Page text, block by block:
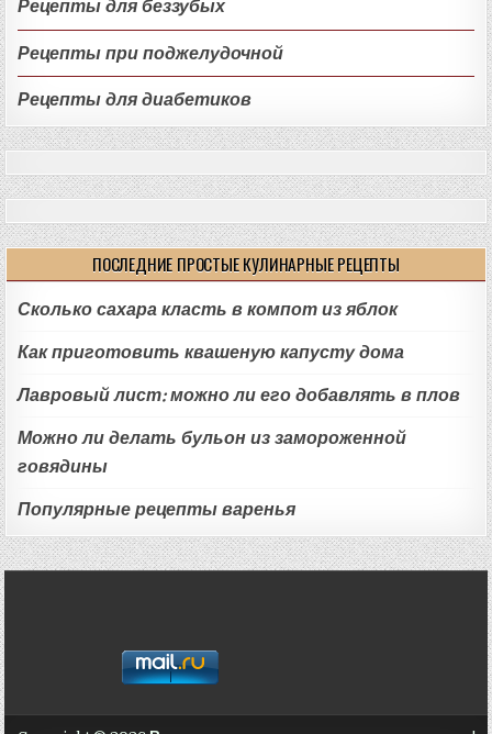
Рецепты для беззубых
Рецепты при поджелудочной
Рецепты для диабетиков
ПОСЛЕДНИЕ ПРОСТЫЕ КУЛИНАРНЫЕ РЕЦЕПТЫ
Сколько сахара класть в компот из яблок
Как приготовить квашеную капусту дома
Лавровый лист: можно ли его добавлять в плов
Можно ли делать бульон из замороженной
говядины
Популярные рецепты варенья